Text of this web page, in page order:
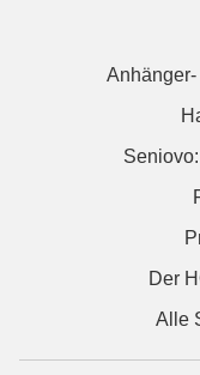
Der
Alle